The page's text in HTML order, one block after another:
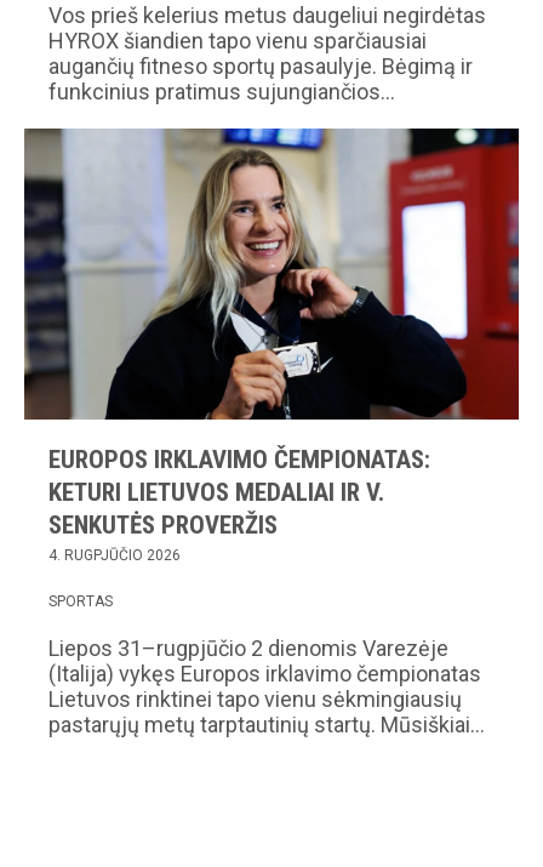
Vos prieš kelerius metus daugeliui negirdėtas
HYROX šiandien tapo vienu sparčiausiai
augančių fitneso sportų pasaulyje. Bėgimą ir
funkcinius pratimus sujungiančios…
EUROPOS IRKLAVIMO ČEMPIONATAS:
KETURI LIETUVOS MEDALIAI IR V.
SENKUTĖS PROVERŽIS
4. RUGPJŪČIO 2026
SPORTAS
Liepos 31–rugpjūčio 2 dienomis Varezėje
(Italija) vykęs Europos irklavimo čempionatas
Lietuvos rinktinei tapo vienu sėkmingiausių
pastarųjų metų tarptautinių startų. Mūsiškiai…